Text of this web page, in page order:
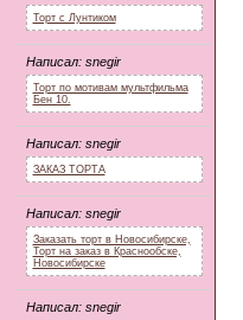
Торт с Лунтиком
Написал: snegir
Торт по мотивам мультфильма
Бен 10.
Написал: snegir
ЗАКАЗ ТОРТА
Написал: snegir
Заказать торт в Новосибирске,
Торт на заказ в Краснообске,
Новосибирске
Написал: snegir